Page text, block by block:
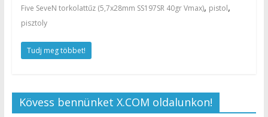
Five SeveN torkolattűz (5,7x28mm SS197SR 40gr Vmax), pistol,
pisztoly
Tudj meg többet!
Kövess bennünket X.COM oldalunkon!